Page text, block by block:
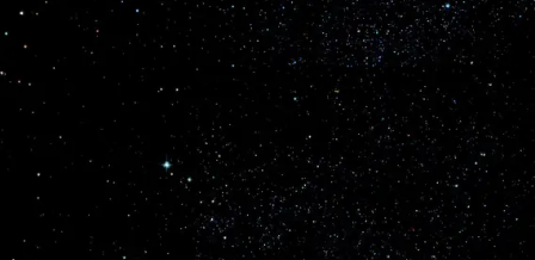
Webb e Hubble descobrem que os enxames
estelares maciços emergem mais rapidamente
Os astrónomos que utilizam o Telescópio Espacial
James Webb da NASA/ESA/CSA, juntamente com
o Telescópio Espacial Hubble da NASA/ESA,
observaram em detalhe milhares de jovens
enxames estelares em quatro galáxias próximas,
estudando enxames em diferentes fases de
evolução. As suas descobertas mostram que